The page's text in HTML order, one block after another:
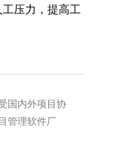
压力，提高工
国内外项目协
管理软件厂